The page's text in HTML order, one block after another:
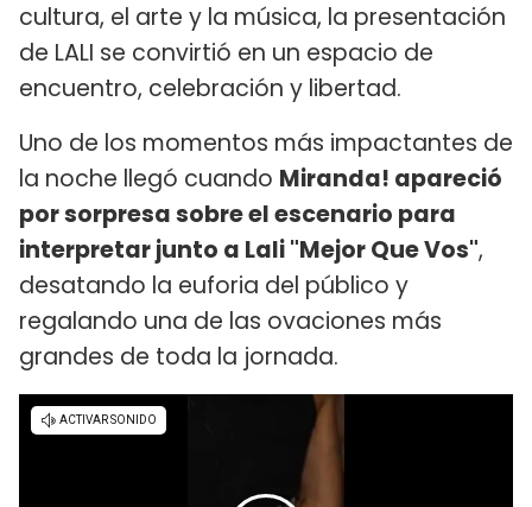
cultura, el arte y la música, la presentación
de LALI se convirtió en un espacio de
encuentro, celebración y libertad.
Uno de los momentos más impactantes de
la noche llegó cuando Miranda! apareció
por sorpresa sobre el escenario para
interpretar junto a Lali "Mejor Que Vos",
desatando la euforia del público y
regalando una de las ovaciones más
grandes de toda la jornada.